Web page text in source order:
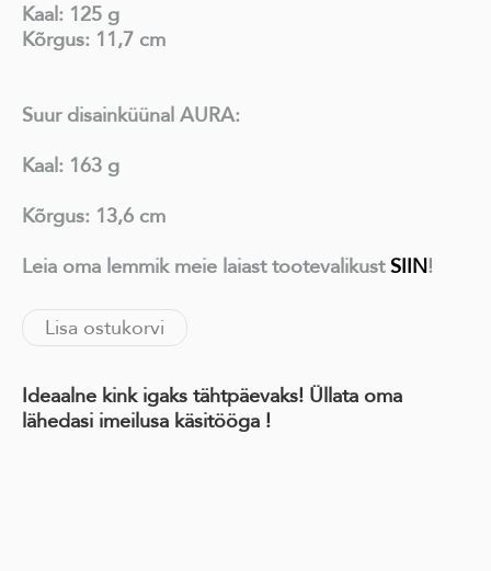
Kaal: 125 g
Kõrgus: 11,7 cm
Suur disainküünal AURA:
Kaal: 163 g
Kõrgus: 13,6 cm
Leia oma lemmik meie laiast tootevalikustSIIN!
Lisa ostukorvi
Ideaalne kink igaks tähtpäevaks! Üllata oma
lähedasi imeilusa käsitööga !